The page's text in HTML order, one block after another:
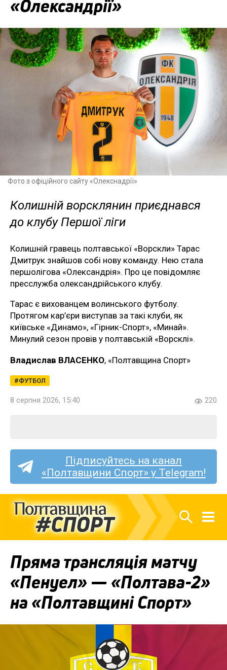
«Олександрії»
Фото з офіційного сайту «Олекснадрії»
Колишній ворсклянин приєднався
до клубу Першої ліги
Колишній гравець полтавської «Ворскли» Тарас
Дмитрук знайшов собі нову команду. Нею стала
першолігова «Олександрія». Про це повідомляє
пресслужба олександрійського клубу.
Тарас є вихованцем волинського футболу.
Протягом кар’єри виступав за такі клуби, як
київське «Динамо», «Гірник-Спорт», «Минай».
Минулий сезон провів у полтавській «Ворсклі».
Владислав ВЛАСЕНКО, «Полтавщина Спорт»
ФУТБОЛ
8 серпня 2026, 15:40 220
Підписуйтесь на канал
«Полтавщини Спорт» у Telegram!
Пряма трансляція матчу
«Пенуел» — «Полтава-2»
на «Полтавщині Спорт»